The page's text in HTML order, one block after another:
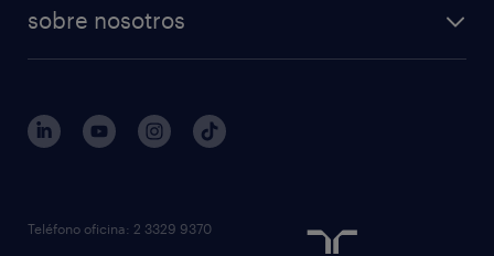
sobre nosotros
Teléfono oficina: 2 3329 9370